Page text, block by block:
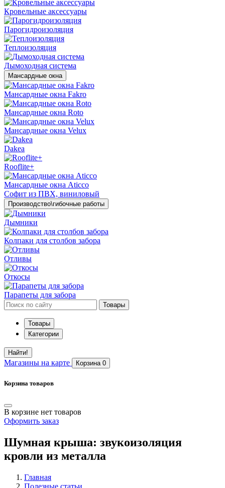
Кровельные аксессуары
Парогидроизоляция
Теплоизоляция
Дымоходная система
Мансардные окна
Мансардные окна Fakro
Мансардные окна Roto
Мансардные окна Velux
Dakea
Rooflite+
Мансардные окна Aticco
Софит из ПВХ, виниловый
Производство\гибочные работы
Дымники
Колпаки для столбов забора
Отливы
Откосы
Парапеты для забора
Товары
Товары
Категории
Найти!
Магазины на карте Корзина 0
Корзина товаров
В корзине нет товаров
Оформить заказ
Шумная крыша: звукоизоляция
кровли из металла
Главная